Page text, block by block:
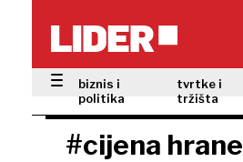
biznis i
politika
tvrtke i
tržišta
#cijena hrane